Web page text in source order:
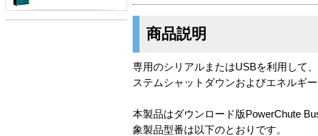
商品説明
専用のシリアルまたはUSBを利用して
ステムシャットダウンおよびエネルギ
本製品はダウンロード版PowerChute
象製品型番は以下のとおりです。